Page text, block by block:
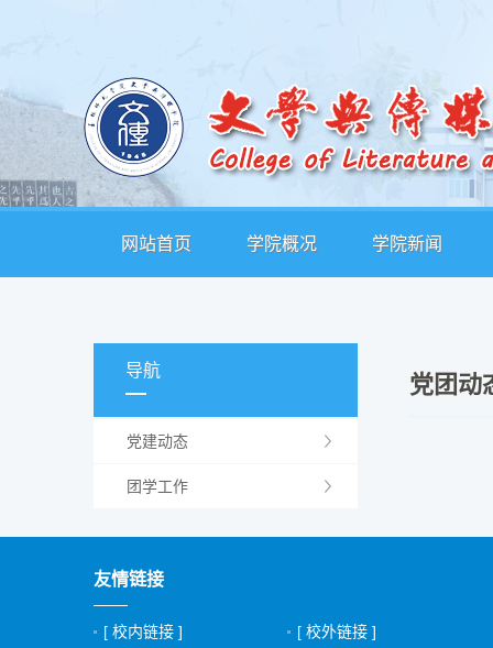
网站首页 学院概况 学院新闻
导航
党建动态
团学工作
党团动
友情链接
[ 校内链接 ] [ 校外链接 ]